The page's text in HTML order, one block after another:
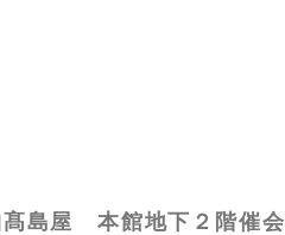
島屋 本館地下２階催会